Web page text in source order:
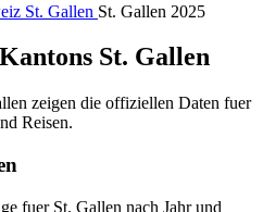
St. Gallen St. Gallen 2025
St. Gallen
zeigen die offiziellen Daten fuer
Reisen.
fuer St. Gallen nach Jahr und